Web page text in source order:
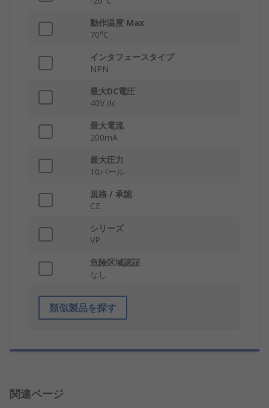
動作温度 Max
70°C
インタフェースタイプ
NPN
最大DC電圧
40V dc
最大電流
200mA
最大圧力
10バール
規格 / 承認
CE
シリーズ
VP
危険区域認証
なし
類似製品を探す
関連ページ